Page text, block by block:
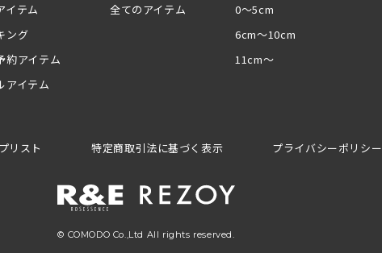
イテム
ング
約アイテム
アイテム
全てのアイテム
0〜5cm
6cm〜10cm
11cm〜
リスト 特定商取引法に基づく表示 プライバシーポリシー
© COMODO Co.,Ltd All rights reserved.